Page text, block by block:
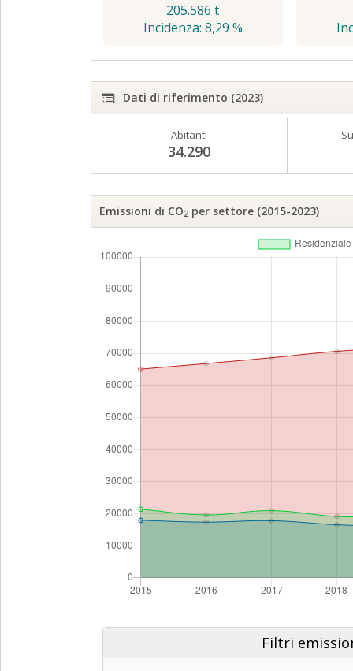
205.586 t
Incidenza: 8,29 %
Dati di riferimento (2023)
Abitanti
34.290
Emissioni di CO2 per settore (2015-2023)
Filtri